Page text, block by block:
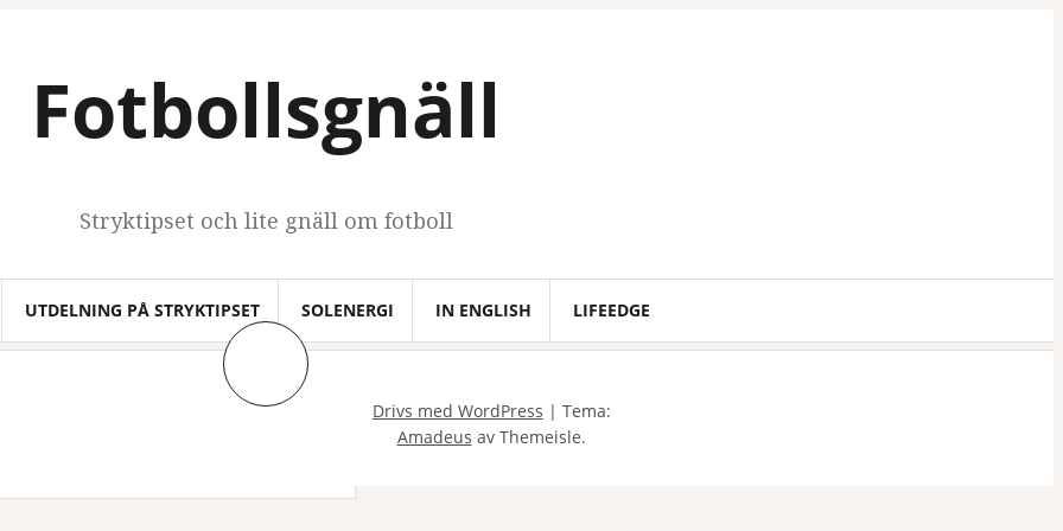
Fotbollsgnäll
Stryktipset och lite gnäll om fotboll
UTDELNING PÅ STRYKTIPSET SOLENERGI IN ENGLISH LIFEEDGE
Drivs med WordPress | Tema:
Amadeus av Themeisle.